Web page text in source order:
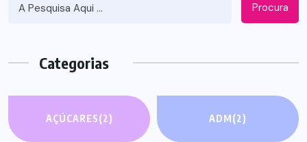
Procura
Categorias
AÇÚCARES(2) ADM(2)